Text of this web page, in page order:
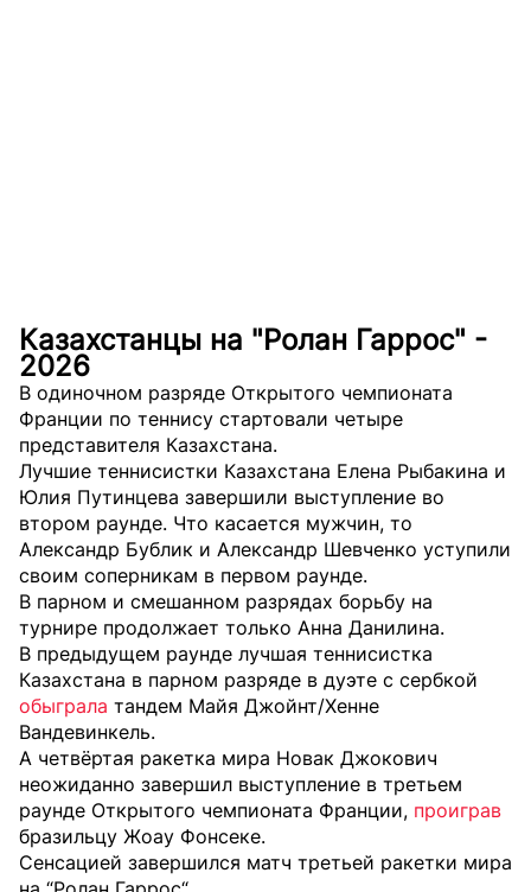
Казахстанцы на "Ролан Гаррос" -
2026
В одиночном разряде Открытого чемпионата
Франции по теннису стартовали четыре
представителя Казахстана.
Лучшие теннисистки Казахстана Елена Рыбакина и
Юлия Путинцева завершили выступление во
втором раунде. Что касается мужчин, то
Александр Бублик и Александр Шевченко уступили
своим соперникам в первом раунде.
В парном и смешанном разрядах борьбу на
турнире продолжает только Анна Данилина.
В предыдущем раунде лучшая теннисистка
Казахстана в парном разряде в дуэте с сербкой
обыграла тандем Майя Джойнт/Хенне
Вандевинкель.
А четвёртая ракетка мира Новак Джокович
неожиданно завершил выступление в третьем
раунде Открытого чемпионата Франции, проиграв
бразильцу Жоау Фонсеке.
Сенсацией завершился матч третьей ракетки мира